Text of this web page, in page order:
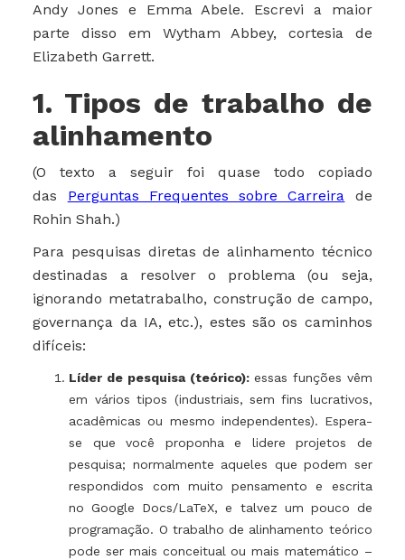
Andy Jones e Emma Abele. Escrevi a maior
parte disso em Wytham Abbey, cortesia de
Elizabeth Garrett.
1. Tipos de trabalho de
alinhamento
(O texto a seguir foi quase todo copiado
das Perguntas Frequentes sobre Carreira de
Rohin Shah.)
Para pesquisas diretas de alinhamento técnico
destinadas a resolver o problema (ou seja,
ignorando metatrabalho, construção de campo,
governança da IA, etc.), estes são os caminhos
difíceis:
Líder de pesquisa (teórico):essas funções vêm
em vários tipos (industriais, sem fins lucrativos,
acadêmicas ou mesmo independentes). Espera-
se que você proponha e lidere projetos de
pesquisa; normalmente aqueles que podem ser
respondidos com muito pensamento e escrita
no Google Docs/LaTeX, e talvez um pouco de
programação. O trabalho de alinhamento teórico
pode ser mais conceitual ou mais matemático –